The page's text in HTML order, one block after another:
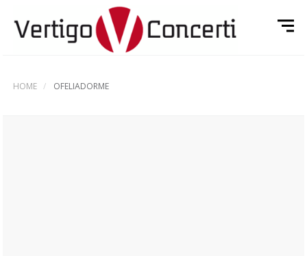
HOME OFELIADORME